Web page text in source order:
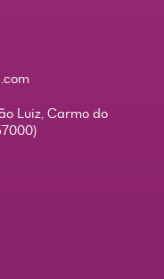
Luiz, Carmo do